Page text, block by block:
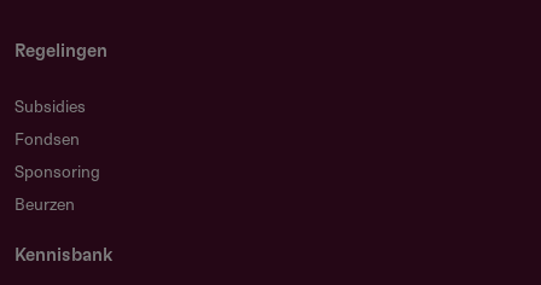
Regelingen
Subsidies
Fondsen
Sponsoring
Beurzen
Kennisbank